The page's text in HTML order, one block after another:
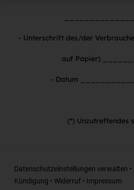
- Unterschrift des/der
auf Papier)
- Datum
(*) Unzutreffendes
Datenschutzeinstellungen verwalten •
Kündigung • Widerruf • Impressum